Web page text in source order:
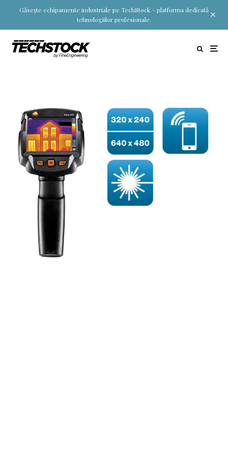
Găsește echipamente industriale pe TechStock – platforma dedicată
tehnologiilor profesionale.